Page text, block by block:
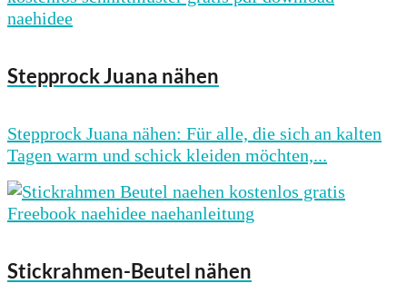
Stepprock Juana nähen
Stepprock Juana nähen: Für alle, die sich an kalten
Tagen warm und schick kleiden möchten,...
Stickrahmen-Beutel nähen